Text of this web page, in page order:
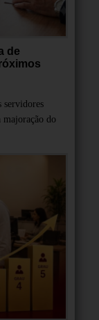
de
servidores
majoração do